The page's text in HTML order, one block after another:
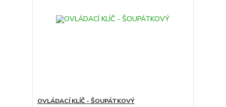
OVLÁDACÍ KLÍČ - ŠOUPÁTKOVÝ